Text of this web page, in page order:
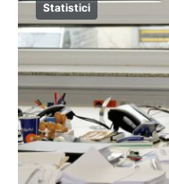
Statistici